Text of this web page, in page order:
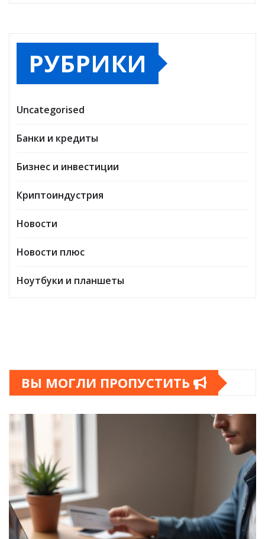
РУБРИКИ
Uncategorised
Банки и кредиты
Бизнес и инвестиции
Криптоиндустрия
Новости
Новости плюс
Ноутбуки и планшеты
ВЫ МОГЛИ ПРОПУСТИТЬ